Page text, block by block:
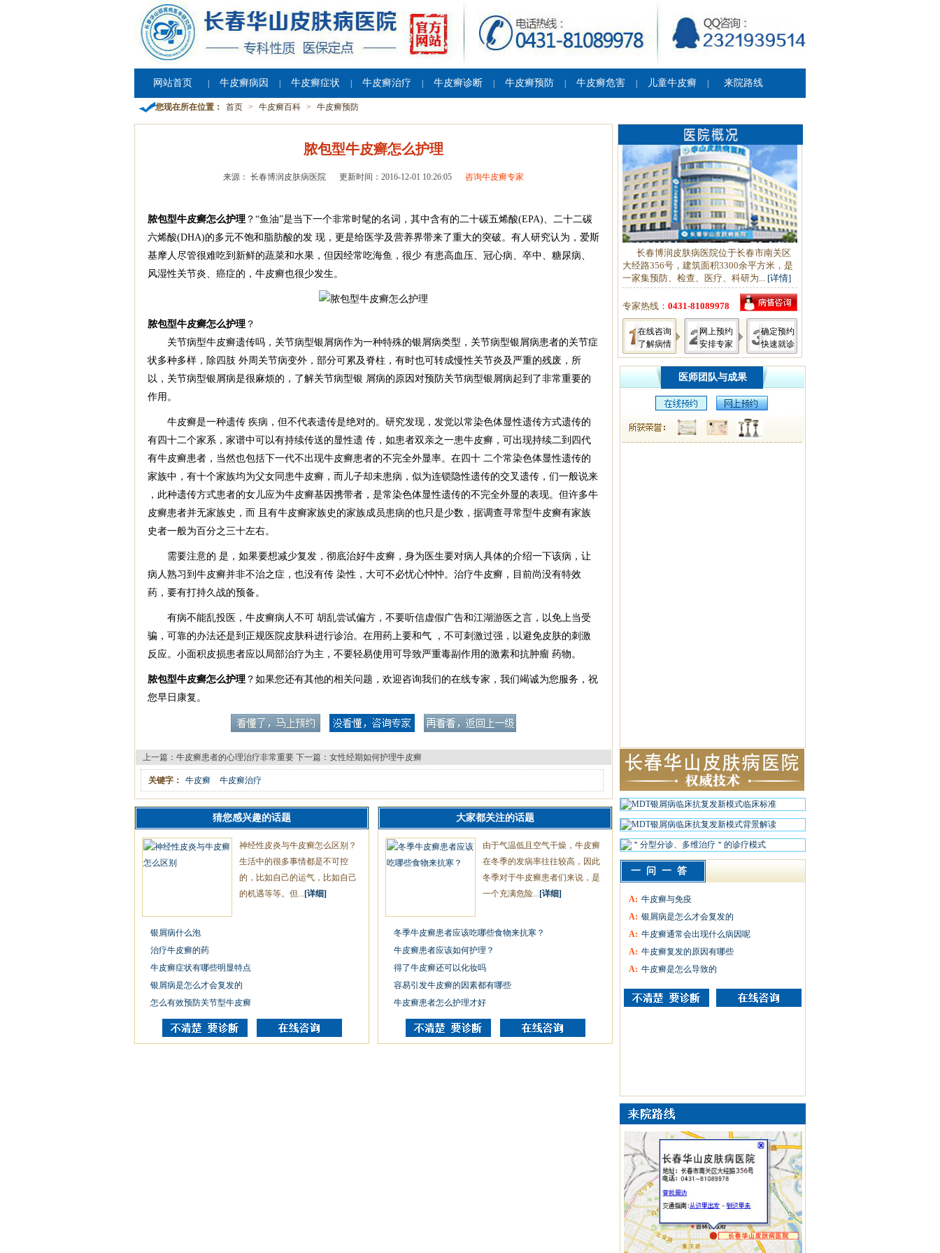
网站首页 牛皮癣病因 牛皮癣症状 牛皮癣治疗 牛皮癣诊断 牛皮癣预防 牛皮癣危害 儿童牛皮癣 来院路线
您现在所在位置： 首页 > 牛皮癣百科 > 牛皮癣预防
脓包型牛皮癣怎么护理
来源： 长春博润皮肤病医院 更新时间：2016-12-01 10:26:05 咨询牛皮癣专家
脓包型牛皮癣怎么护理 ？“鱼油”是当下一个非常时髦的名词，其中含有的二十碳五烯酸(EPA)、二十二碳
六烯酸(DHA)的多元不饱和脂肪酸的发 现，更是给医学及营养界带来了重大的突破。有人研究认为，爱斯
基摩人尽管很难吃到新鲜的蔬菜和水果，但因经常吃海鱼，很少 有患高血压、冠心病、卒中、糖尿病、
风湿性关节炎、癌症的，牛皮癣也很少发生。
脓包型牛皮癣怎么护理 ？
关节病型牛皮癣遗传吗，关节病型银屑病作为一种特殊的银屑病类型，关节病型银屑病患者的关节症
状多种多样，除四肢 外周关节病变外，部分可累及脊柱，有时也可转成慢性关节炎及严重的残废，所
以，关节病型银屑病是很麻烦的，了解关节病型银 屑病的原因对预防关节病型银屑病起到了非常重要的
作用。
牛皮癣是一种遗传 疾病，但不代表遗传是绝对的。研究发现，发觉以常染色体显性遗传方式遗传的
有四十二个家系，家谱中可以有持续传送的显性遗 传，如患者双亲之一患牛皮癣，可出现持续二到四代
有牛皮癣患者，当然也包括下一代不出现牛皮癣患者的不完全外显率。在四十 二个常染色体显性遗传的
家族中，有十个家族均为父女同患牛皮癣，而儿子却未患病，似为连锁隐性遗传的交叉遗传，们一般说来
，此种遗传方式患者的女儿应为牛皮癣基因携带者，是常染色体显性遗传的不完全外显的表现。但许多牛
皮癣患者并无家族史，而 且有牛皮癣家族史的家族成员患病的也只是少数，据调查寻常型牛皮癣有家族
史者一般为百分之三十左右。
需要注意的 是，如果要想减少复发，彻底治好牛皮癣，身为医生要对病人具体的介绍一下该病，让
病人熟习到牛皮癣并非不治之症，也没有传 染性，大可不必忧心忡忡。治疗牛皮癣，目前尚没有特效
药，要有打持久战的预备。
有病不能乱投医，牛皮癣病人不可 胡乱尝试偏方，不要听信虚假广告和江湖游医之言，以免上当受
骗，可靠的办法还是到正规医院皮肤科进行诊治。在用药上要和气 ，不可刺激过强，以避免皮肤的刺激
反应。小面积皮损患者应以局部治疗为主，不要轻易使用可导致严重毒副作用的激素和抗肿瘤 药物。
脓包型牛皮癣怎么护理 ？如果您还有其他的相关问题，欢迎咨询我们的在线专家，我们竭诚为您服务，祝
您早日康复。
上一篇： 牛皮癣患者的心理治疗非常重要 下一篇： 女性经期如何护理牛皮癣
关键字： 牛皮癣 牛皮癣治疗
猜您感兴趣的话题
神经性皮炎与牛皮癣怎么区别？
生活中的很多事情都是不可控
的，比如自己的运气，比如自己
的机遇等等。但... [详细]
银屑病什么泡
治疗牛皮癣的药
牛皮癣症状有哪些明显特点
银屑病是怎么才会复发的
怎么有效预防关节型牛皮癣
大家都关注的话题
由于气温低且空气干燥，牛皮癣
在冬季的发病率往往较高，因此
冬季对于牛皮癣患者们来说，是
一个充满危险... [详细]
冬季牛皮癣患者应该吃哪些食物来抗寒？
牛皮癣患者应该如何护理？
得了牛皮癣还可以化妆吗
容易引发牛皮癣的因素都有哪些
牛皮癣患者怎么护理才好
长春博润皮肤病医院位于长春市南关区
大经路356号，建筑面积3300余平方米，是
一家集预防、检查、医疗、科研为... [详情]
专家热线： 0431-81089978
在线咨询
了解病情
网上预约
安排专家
确定预约
快速就诊
医师团队与成果
一问一答
A: 牛皮癣与免疫
A: 银屑病是怎么才会复发的
A: 牛皮癣通常会出现什么病因呢
A: 牛皮癣复发的原因有哪些
A: 牛皮癣是怎么导致的